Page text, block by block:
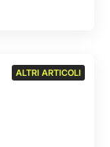
ALTRI ARTICOLI